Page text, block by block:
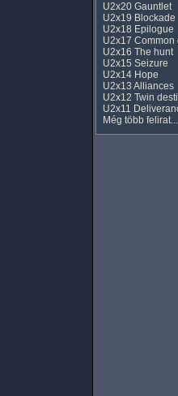
U2x20 Gauntlet
U2x19 Blockade
U2x18 Epilogue
U2x17 Common
U2x16 The hunt
U2x15 Seizure
U2x14 Hope
U2x13 Alliances
U2x12 Twin
U2x11
Még több felirat...